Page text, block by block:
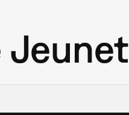
Jeunet